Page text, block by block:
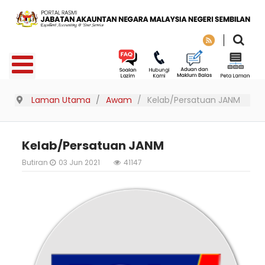
Laman Utama Awam Kelab/Persatuan JANM
Kelab/Persatuan JANM
Butiran 03 Jun 2021 41147